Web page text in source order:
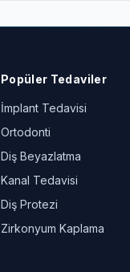
Popüler Tedaviler
İmplant Tedavisi
Ortodonti
Diş Beyazlatma
Kanal Tedavisi
Diş Protezi
Zirkonyum Kaplama